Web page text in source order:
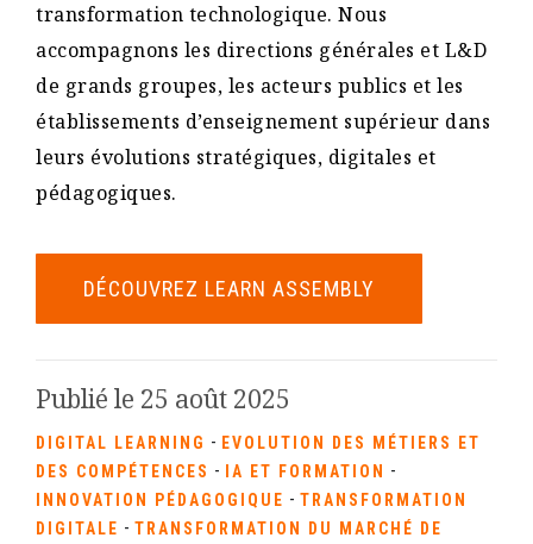
transformation technologique. Nous
accompagnons les directions générales et L&D
de grands groupes, les acteurs publics et les
établissements d’enseignement supérieur dans
leurs évolutions stratégiques, digitales et
pédagogiques.
DÉCOUVREZ LEARN ASSEMBLY
Publié le 25 août 2025
DIGITAL LEARNING - EVOLUTION DES MÉTIERS ET
DES COMPÉTENCES - IA ET FORMATION -
INNOVATION PÉDAGOGIQUE - TRANSFORMATION
DIGITALE - TRANSFORMATION DU MARCHÉ DE